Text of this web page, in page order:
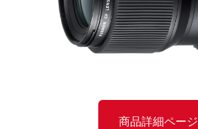
商品詳細ページ